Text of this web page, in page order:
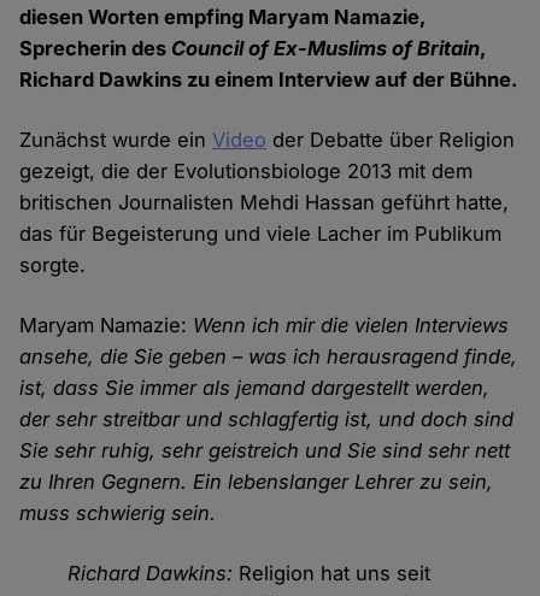
diesen Worten empfing Maryam Namazie,
Sprecherin des Council of Ex-Muslims of Britain,
Richard Dawkins zu einem Interview auf der Bühne.
Zunächst wurde einVideo der Debatte über Religion
gezeigt, die der Evolutionsbiologe 2013 mit dem
britischen Journalisten Mehdi Hassan geführt hatte,
das für Begeisterung und viele Lacher im Publikum
sorgte.
Maryam Namazie: Wenn ich mir die vielen Interviews
ansehe, die Sie geben – was ich herausragend finde,
ist, dass Sie immer als jemand dargestellt werden,
der sehr streitbar und schlagfertig ist, und doch sind
Sie sehr ruhig, sehr geistreich und Sie sind sehr nett
zu Ihren Gegnern. Ein lebenslanger Lehrer zu sein,
muss schwierig sein.
Richard Dawkins: Religion hat uns seit